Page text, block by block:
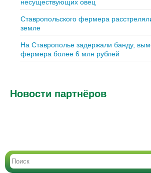
несуществующих овец
Ставропольского фермера
земле
На Ставрополье задержали банду,
фермера более 6 млн рублей
Новости партнёров